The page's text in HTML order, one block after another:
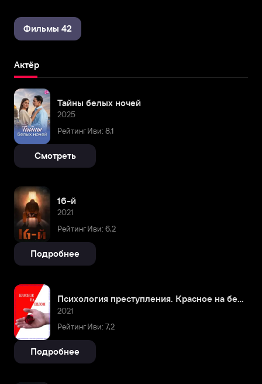
Фильмы 42
Актёр
Тайны белых ночей
2025
Рейтинг Иви: 8,1
Смотреть
16-й
2021
Рейтинг Иви: 6,2
Подробнее
Психология преступления. Красное на белом
2021
Рейтинг Иви: 7,2
Подробнее